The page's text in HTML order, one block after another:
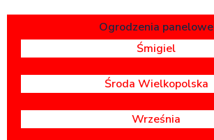
Ogrodzenia panelowe
Śmigiel
Środa Wielkopolska
Września